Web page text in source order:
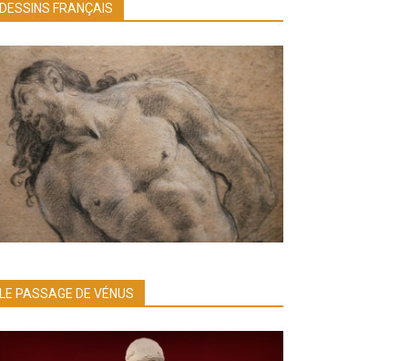
DESSINS FRANÇAIS
LE PASSAGE DE VÉNUS